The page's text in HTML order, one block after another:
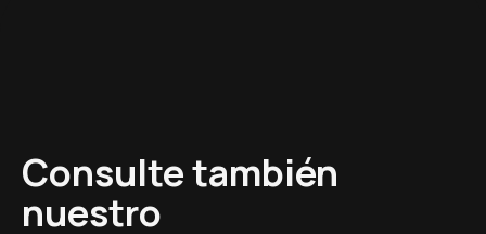
Consulte también
nuestro